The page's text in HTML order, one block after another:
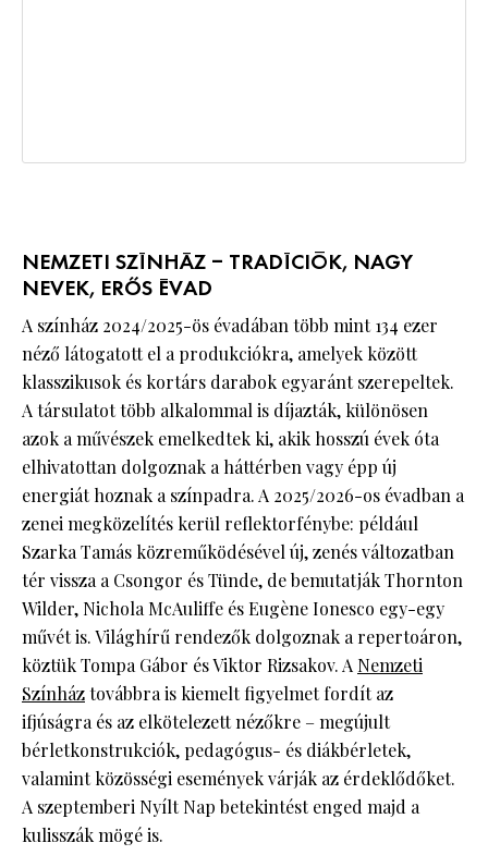
NEMZETI SZÍNHÁZ – TRADÍCIÓK, NAGY
NEVEK, ERŐS ÉVAD
A színház 2024/2025-ös évadában több mint 134 ezer
néző látogatott el a produkciókra, amelyek között
klasszikusok és kortárs darabok egyaránt szerepeltek.
A társulatot több alkalommal is díjazták, különösen
azok a művészek emelkedtek ki, akik hosszú évek óta
elhivatottan dolgoznak a háttérben vagy épp új
energiát hoznak a színpadra. A 2025/2026-os évadban a
zenei megközelítés kerül reflektorfénybe: például
Szarka Tamás közreműködésével új, zenés változatban
tér vissza a Csongor és Tünde, de bemutatják Thornton
Wilder, Nichola McAuliffe és Eugène Ionesco egy-egy
művét is. Világhírű rendezők dolgoznak a repertoáron,
köztük Tompa Gábor és Viktor Rizsakov. A Nemzeti
Színháztovábbra is kiemelt figyelmet fordít az
ifjúságra és az elkötelezett nézőkre – megújult
bérletkonstrukciók, pedagógus- és diákbérletek,
valamint közösségi események várják az érdeklődőket.
A szeptemberi Nyílt Nap betekintést enged majd a
kulisszák mögé is.